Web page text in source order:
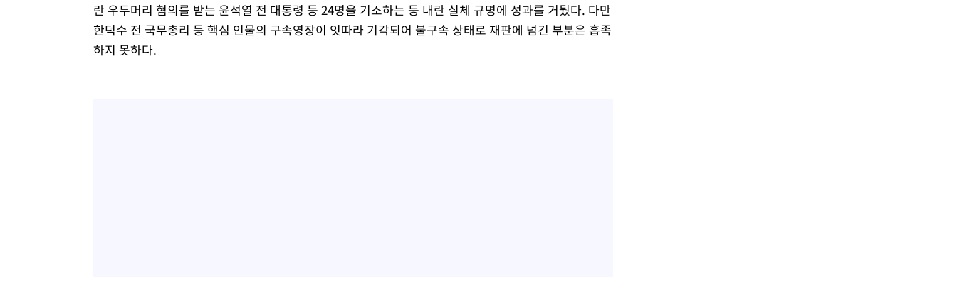
란 우두머리 혐의를 받는 윤석열 전 대통령 등 24명을 기소하는 등 내란 실체 규명에 성과를 거뒀다. 다만
한덕수 전 국무총리 등 핵심 인물의 구속영장이 잇따라 기각되어 불구속 상태로 재판에 넘긴 부분은 흡족
하지 못하다.